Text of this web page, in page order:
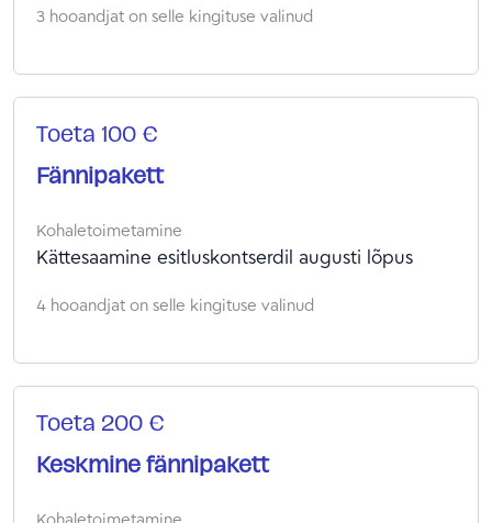
3 hooandjat on selle kingituse valinud
Toeta 100 €
Fännipakett
Kohaletoimetamine
Kättesaamine esitluskontserdil augusti lõpus
4 hooandjat on selle kingituse valinud
Toeta 200 €
Keskmine fännipakett
Kohaletoimetamine